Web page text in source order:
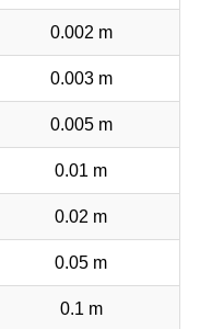
0.002 m
0.003 m
0.005 m
0.01 m
0.02 m
0.05 m
0.1 m